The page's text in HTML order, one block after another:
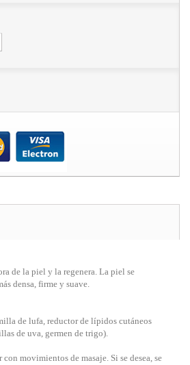
de la piel y la regenera. La piel se
densa, firme y suave.
de lufa, reductor de lípidos cutáneos
de uva, germen de trigo).
movimientos de masaje. Si se desea, se